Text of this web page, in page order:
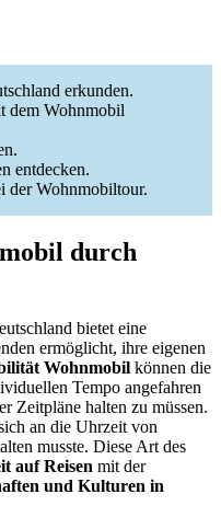
erkunden.
dem Wohnmobil
entdecken.
der Wohnmobiltour.
durch
bietet eine
ermöglicht, ihre eigenen
Wohnmobil können die
Tempo angefahren
Zeitpläne halten zu müssen.
an die Uhrzeit von
musste. Diese Art des
auf Reisen mit der
und Kulturen in